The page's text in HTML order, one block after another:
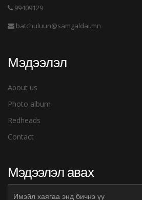
99409129
batchuluun@samgaldai.mn
Мэдээлэл
About us
Photo album
Redheads
Contact
Мэдээлэл авах